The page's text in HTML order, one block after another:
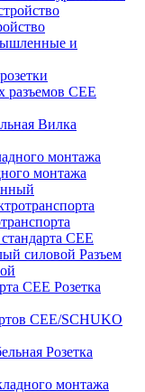
и
разъемов CEE
Вилка
монтажа
CEE
Разъем
Розетка
CEE/SCHUKO
Розетка